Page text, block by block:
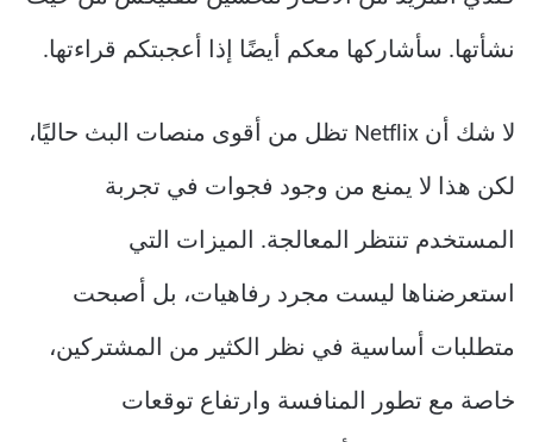
نشأتها. سأشاركها معكم أيضًا إذا أعجبتكم قراءتها.
لا شك أن Netflix تظل من أقوى منصات البث حاليًا،
لكن هذا لا يمنع من وجود فجوات في تجربة
المستخدم تنتظر المعالجة. الميزات التي
استعرضناها ليست مجرد رفاهيات، بل أصبحت
متطلبات أساسية في نظر الكثير من المشتركين،
خاصة مع تطور المنافسة وارتفاع توقعات